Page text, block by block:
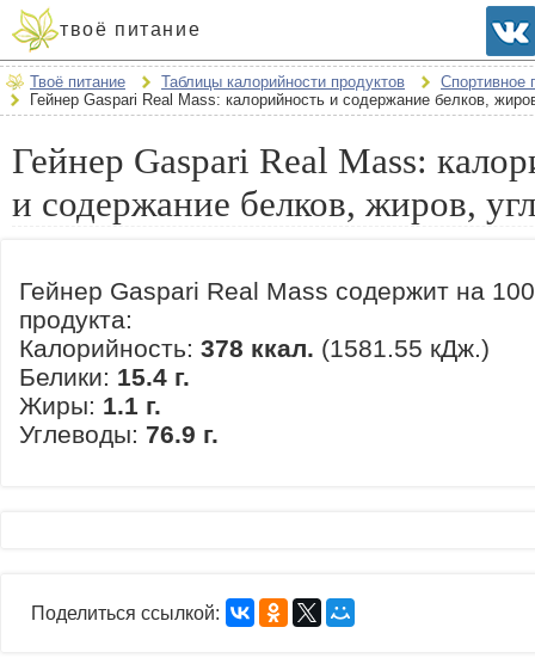
твоё питание
Твоё питание Таблицы калорийности продуктов
Спортивное
Гейнер Gaspari Real Mass: калорийность и содержание белков,
Гейнер Gaspari Real Mass:
и содержание белков, жиров,
Гейнер Gaspari Real Mass содержит на
продукта:
Калорийность: 378 ккал. (1581.55 кДж.)
Белики: 15.4 г.
Жиры: 1.1 г.
Углеводы: 76.9 г.
Поделиться ссылкой: